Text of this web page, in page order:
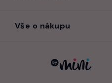
Vše o nákupu